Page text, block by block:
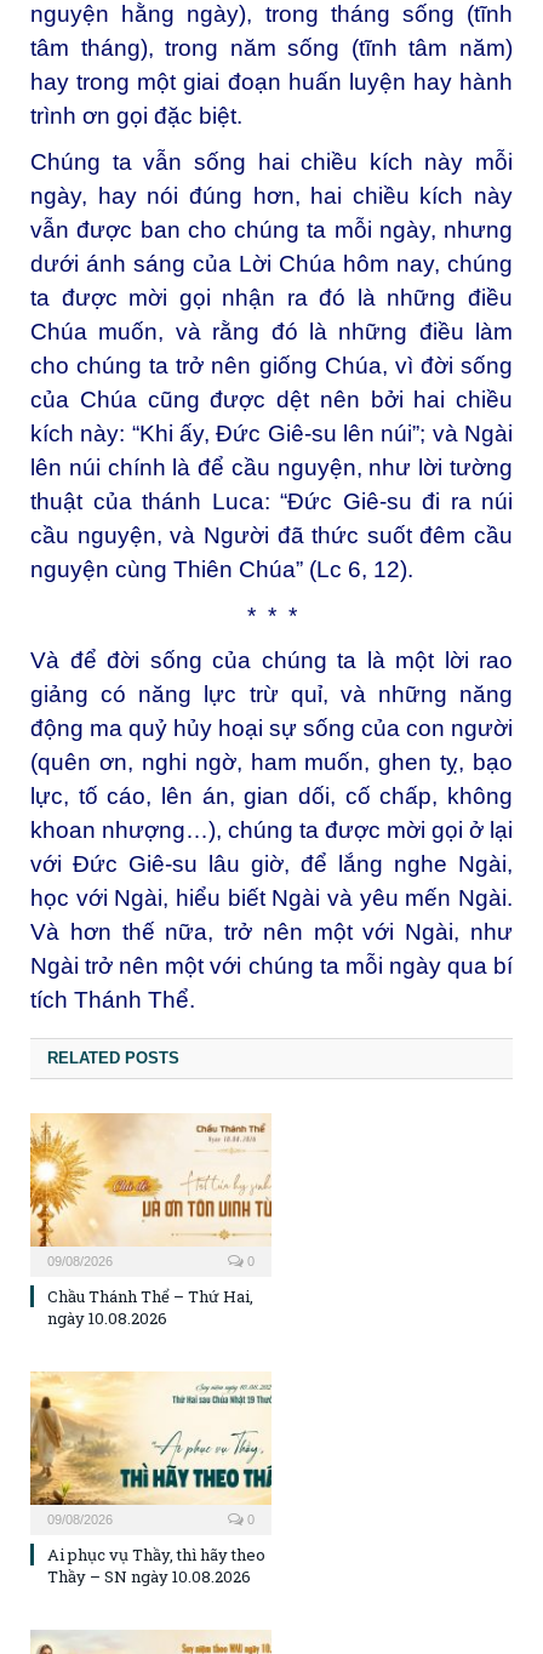
nguyện hằng ngày), trong tháng sống (tĩnh
tâm tháng), trong năm sống (tĩnh tâm năm)
hay trong một giai đoạn huấn luyện hay hành
trình ơn gọi đặc biệt.
Chúng ta vẫn sống hai chiều kích này mỗi
ngày, hay nói đúng hơn, hai chiều kích này
vẫn được ban cho chúng ta mỗi ngày, nhưng
dưới ánh sáng của Lời Chúa hôm nay, chúng
ta được mời gọi nhận ra đó là những điều
Chúa muốn, và rằng đó là những điều làm
cho chúng ta trở nên giống Chúa, vì đời sống
của Chúa cũng được dệt nên bởi hai chiều
kích này: “Khi ấy, Đức Giê-su lên núi”; và Ngài
lên núi chính là để cầu nguyện, như lời tường
thuật của thánh Luca: “Đức Giê-su đi ra núi
cầu nguyện, và Người đã thức suốt đêm cầu
nguyện cùng Thiên Chúa” (Lc 6, 12).
* * *
Và để đời sống của chúng ta là một lời rao
giảng có năng lực trừ quỉ, và những năng
động ma quỷ hủy hoại sự sống của con người
(quên ơn, nghi ngờ, ham muốn, ghen tỵ, bạo
lực, tố cáo, lên án, gian dối, cố chấp, không
khoan nhượng…), chúng ta được mời gọi ở lại
với Đức Giê-su lâu giờ, để lắng nghe Ngài,
học với Ngài, hiểu biết Ngài và yêu mến Ngài.
Và hơn thế nữa, trở nên một với Ngài, như
Ngài trở nên một với chúng ta mỗi ngày qua bí
tích Thánh Thể.
RELATED POSTS
09/08/2026 0
Chầu Thánh Thể – Thứ Hai,
ngày 10.08.2026
09/08/2026 0
Ai phục vụ Thầy, thì hãy theo
Thầy – SN ngày 10.08.2026